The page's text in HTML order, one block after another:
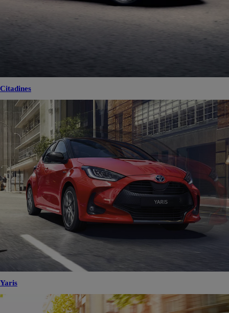
Citadines
Yaris